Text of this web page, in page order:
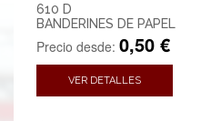
610 D
BANDERINES DE PAPEL
Precio desde: 0,50 €
VER DETALLES